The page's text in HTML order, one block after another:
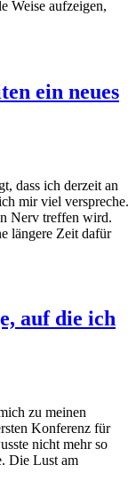
Weise aufzeigen,
ein neues
dass ich derzeit an
mir viel verspreche.
Nerv treffen wird.
längere Zeit dafür
auf die ich
zu meinen
Konferenz für
nicht mehr so
Die Lust am